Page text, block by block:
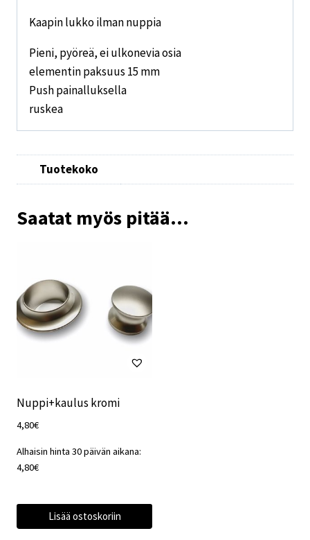
Kaapin lukko ilman nuppia
Pieni, pyöreä, ei ulkonevia osia
elementin paksuus 15 mm
Push painalluksella
ruskea
Tuotekoko
Saatat myös pitää...
Nuppi+kaulus kromi
4,80€
Alhaisin hinta 30 päivän aikana:
4,80€
Lisää ostoskoriin